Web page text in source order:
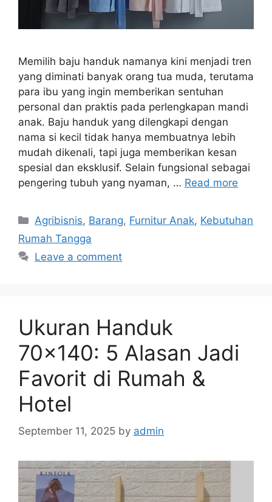
Memilih baju handuk namanya kini menjadi tren
yang diminati banyak orang tua muda, terutama
para ibu yang ingin memberikan sentuhan
personal dan praktis pada perlengkapan mandi
anak. Baju handuk yang dilengkapi dengan
nama si kecil tidak hanya membuatnya lebih
mudah dikenali, tapi juga memberikan kesan
spesial dan eksklusif. Selain fungsional sebagai
pengering tubuh yang nyaman, … Read more
Categories
Agribisnis, Barang, Furnitur Anak, Kebutuhan
Rumah Tangga
Leave a comment
Ukuran Handuk
70×140: 5 Alasan Jadi
Favorit di Rumah &
Hotel
September 11, 2025 by admin